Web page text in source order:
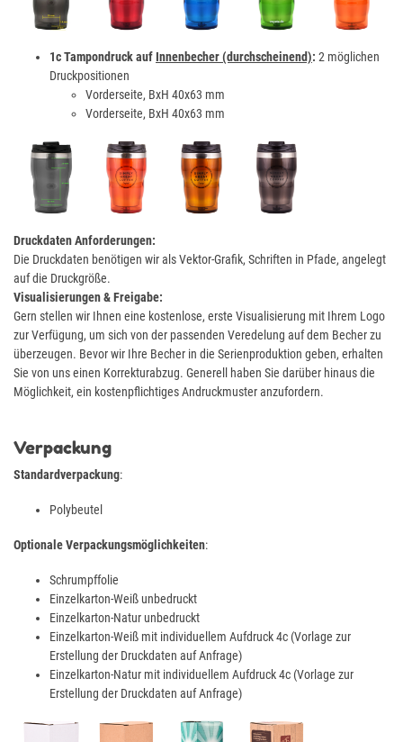
1c Tampondruck auf Innenbecher (durchscheinend): 2 möglichen
Druckpositionen
Vorderseite, BxH 40x63 mm
Vorderseite, BxH 40x63 mm
Druckdaten Anforderungen:
Die Druckdaten benötigen wir als Vektor-Grafik, Schriften in Pfade, angelegt
auf die Druckgröße.
Visualisierungen & Freigabe:
Gern stellen wir Ihnen eine kostenlose, erste Visualisierung mit Ihrem Logo
zur Verfügung, um sich von der passenden Veredelung auf dem Becher zu
überzeugen. Bevor wir Ihre Becher in die Serienproduktion geben, erhalten
Sie von uns einen Korrekturabzug. Generell haben Sie darüber hinaus die
Möglichkeit, ein kostenpflichtiges Andruckmuster anzufordern.
Verpackung
Standardverpackung:
Polybeutel
Optionale Verpackungsmöglichkeiten:
Schrumpffolie
Einzelkarton-Weiß unbedruckt
Einzelkarton-Natur unbedruckt
Einzelkarton-Weiß mit individuellem Aufdruck 4c (Vorlage zur
Erstellung der Druckdaten auf Anfrage)
Einzelkarton-Natur mit individuellem Aufdruck 4c (Vorlage zur
Erstellung der Druckdaten auf Anfrage)